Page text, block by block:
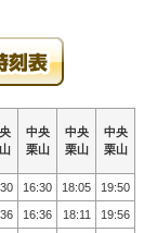
中央
栗山
中央
栗山
中央
栗山
中央
栗山
中央
栗山
中央
栗山
中央
栗山
中央
栗山
中央
栗山
16:30 18:05 19:50
16:36 18:11 19:56
中央
栗山
中央
栗山
中央
栗山
16:30 18:05 19:50
16:36 18:11 19:56